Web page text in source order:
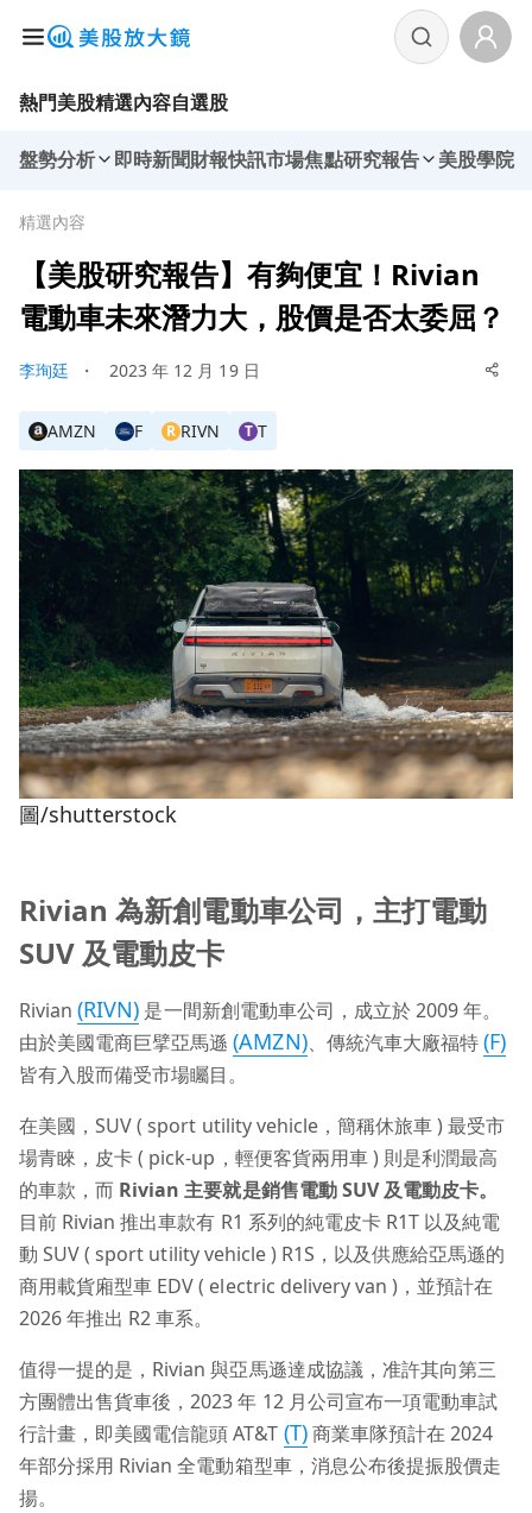
熱門美股精選內容自選股
盤勢分析 即時新聞財報快訊市場焦點研究報告 美股學院
精選內容
【美股研究報告】有夠便宜！Rivian
電動車未來潛力大，股價是否太委屈？
李珣廷 ・ 2023 年 12 月 19 日
AMZN F R RIVN T T
圖/shutterstock
Rivian 為新創電動車公司，主打電動
SUV 及電動皮卡
Rivian(RIVN) 是一間新創電動車公司，成立於 2009 年。
由於美國電商巨擘亞馬遜(AMZN)、傳統汽車大廠福特(F)
皆有入股而備受市場矚目。
在美國，SUV ( sport utility vehicle，簡稱休旅車 ) 最受市
場青睞，皮卡 ( pick-up，輕便客貨兩用車 ) 則是利潤最高
的車款，而 Rivian 主要就是銷售電動 SUV 及電動皮卡。
目前 Rivian 推出車款有 R1 系列的純電皮卡 R1T 以及純電
動 SUV ( sport utility vehicle ) R1S，以及供應給亞馬遜的
商用載貨廂型車 EDV ( electric delivery van )，並預計在
2026 年推出 R2 車系。
值得一提的是，Rivian 與亞馬遜達成協議，准許其向第三
方團體出售貨車後，2023 年 12 月公司宣布一項電動車試
行計畫，即美國電信龍頭 AT&T (T)商業車隊預計在 2024
年部分採用 Rivian 全電動箱型車，消息公布後提振股價走
揚。